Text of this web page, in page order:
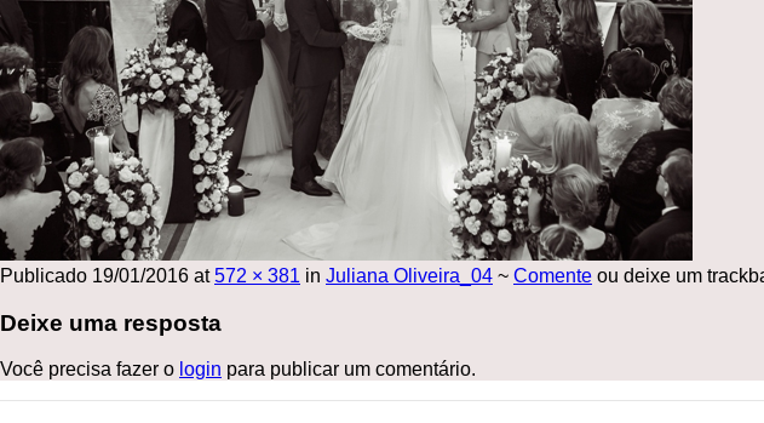
Publicado 19/01/2016 at572 × 381 in Juliana Oliveira_04 ~ Comente ou deixe um
Deixe uma resposta
Você precisa fazer o login para publicar um comentário.